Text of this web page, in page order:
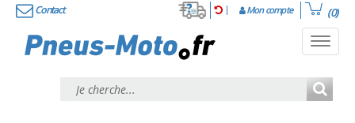
Contact Mon compte (0)